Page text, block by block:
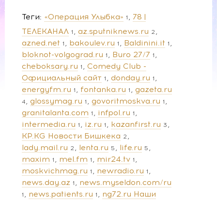
Теги «Операция Улыбка» 1
78 |
ТЕЛЕКАНАЛ 1 az.sputniknews.ru 2
azned.net 1 bakoulev.ru 1 Baldinini.it 1
bloknot-volgograd.ru 1 Buro 27/7 1
cheboksary.ru 1
Comedy Club -
Официальный сайт 1 donday.ru 1
energyfm.ru 1 fontanka.ru 1 gazeta.ru
4 glossymag.ru 1 govoritmoskva.ru 1
granitalanta.com 1 infpol.ru 1
intermedia.ru 1 iz.ru 1 kazanfirst.ru 3
KP.KG Новости Бишкека 2
lady.mail.ru 2 lenta.ru 5 life.ru 5
maxim 1 mel.fm 1 mir24.tv 1
moskvichmag.ru 1 newradio.ru 1
news.day.az 1 news.myseldon.com/ru
1 news.patients.ru 1
ng72.ru Наши